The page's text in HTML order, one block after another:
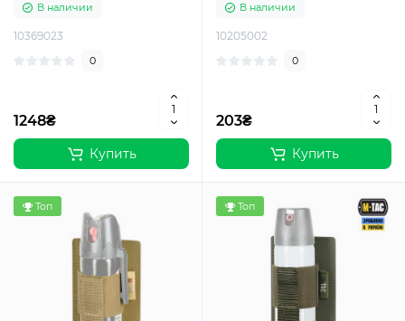
В наличии
10369023
0
1248₴
Купить
В наличии
10205002
0
203₴
Купить
Топ Топ